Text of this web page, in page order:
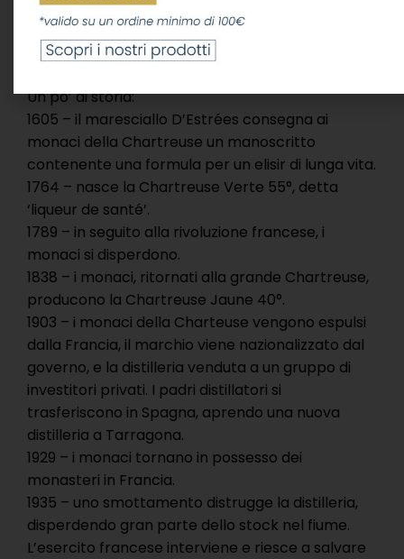
Jaune hanno minimo 3 anni di invecchiamento in
in alambicchi centenari di rame stagnato.
Un po’ di storia:
1605 – il maresciallo D’Estrées consegna ai
monaci della Chartreuse un manoscritto
contenente una formula per un elisir di lunga vita.
1764 – nasce la Chartreuse Verte 55°, detta
‘liqueur de santé’.
1789 – in seguito alla rivoluzione francese, i
monaci si disperdono.
1838 – i monaci, ritornati alla grande Chartreuse,
producono la Chartreuse Jaune 40°.
1903 – i monaci della Charteuse vengono espulsi
dalla Francia, il marchio viene nazionalizzato dal
governo, e la distilleria venduta a un gruppo di
investitori privati. I padri distillatori si
trasferiscono in Spagna, aprendo una nuova
distilleria a Tarragona.
1929 – i monaci tornano in possesso dei
monasteri in Francia.
1935 – uno smottamento distrugge la distilleria,
disperdendo gran parte dello stock nel fiume.
L’esercito francese interviene e riesce a salvare